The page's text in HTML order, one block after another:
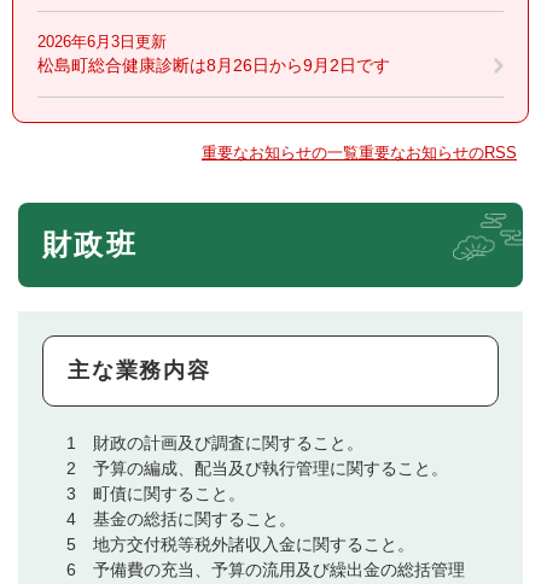
2026年6月3日更新
松島町総合健康診断は8月26日から9月2日です
重要なお知らせの一覧重要なお知らせのRSS
財政班
主な業務内容
1 財政の計画及び調査に関すること。
2 予算の編成、配当及び執行管理に関すること。
3 町債に関すること。
4 基金の総括に関すること。
5 地方交付税等税外諸収入金に関すること。
6 予備費の充当、予算の流用及び繰出金の総括管理